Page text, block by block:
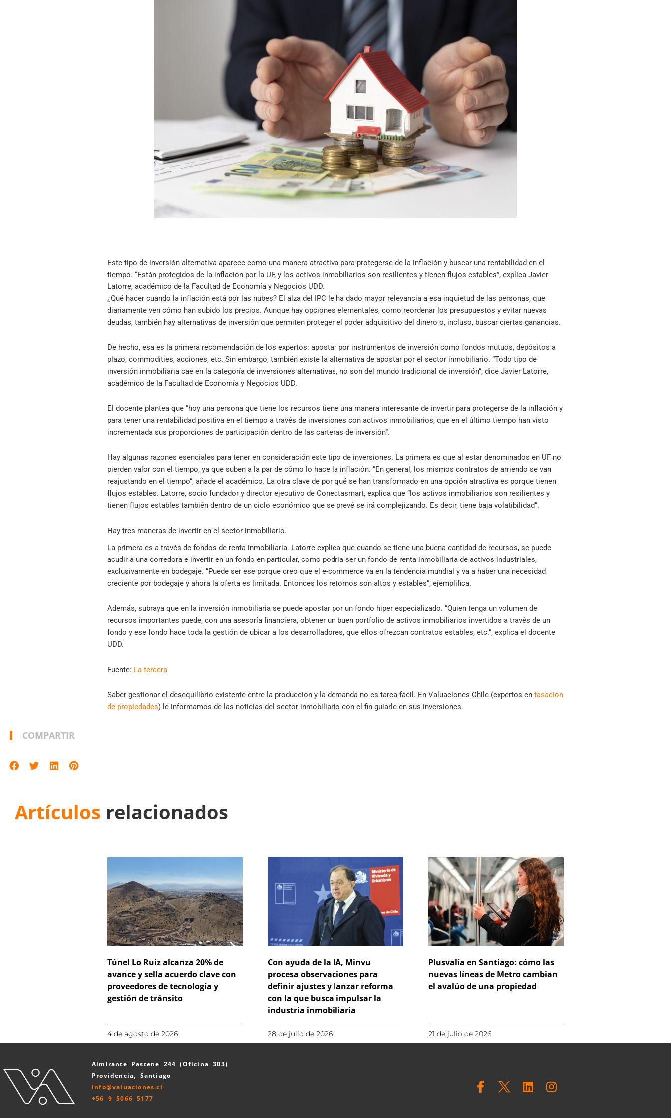
Este tipo de inversión alternativa aparece como una manera atractiva para protegerse de la inflación y buscar una rentabilidad en el
tiempo. “Están protegidos de la inflación por la UF, y los activos inmobiliarios son resilientes y tienen flujos estables”, explica Javier
Latorre, académico de la Facultad de Economía y Negocios UDD.
¿Qué hacer cuando la inflación está por las nubes? El alza del IPC le ha dado mayor relevancia a esa inquietud de las personas, que
diariamente ven cómo han subido los precios. Aunque hay opciones elementales, como reordenar los presupuestos y evitar nuevas
deudas, también hay alternativas de inversión que permiten proteger el poder adquisitivo del dinero o, incluso, buscar ciertas ganancias.
De hecho, esa es la primera recomendación de los expertos: apostar por instrumentos de inversión como fondos mutuos, depósitos a
plazo, commodities, acciones, etc. Sin embargo, también existe la alternativa de apostar por el sector inmobiliario. “Todo tipo de
inversión inmobiliaria cae en la categoría de inversiones alternativas, no son del mundo tradicional de inversión”, dice Javier Latorre,
académico de la Facultad de Economía y Negocios UDD.
El docente plantea que “hoy una persona que tiene los recursos tiene una manera interesante de invertir para protegerse de la inflación y
para tener una rentabilidad positiva en el tiempo a través de inversiones con activos inmobiliarios, que en el último tiempo han visto
incrementada sus proporciones de participación dentro de las carteras de inversión”.
Hay algunas razones esenciales para tener en consideración este tipo de inversiones. La primera es que al estar denominados en UF no
pierden valor con el tiempo, ya que suben a la par de cómo lo hace la inflación. “En general, los mismos contratos de arriendo se van
reajustando en el tiempo”, añade el académico. La otra clave de por qué se han transformado en una opción atractiva es porque tienen
flujos estables. Latorre, socio fundador y director ejecutivo de Conectasmart, explica que “los activos inmobiliarios son resilientes y
tienen flujos estables también dentro de un ciclo económico que se prevé se irá complejizando. Es decir, tiene baja volatibilidad”.
Hay tres maneras de invertir en el sector inmobiliario.
La primera es a través de fondos de renta inmobiliaria. Latorre explica que cuando se tiene una buena cantidad de recursos, se puede
acudir a una corredora e invertir en un fondo en particular, como podría ser un fondo de renta inmobiliaria de activos industriales,
exclusivamente en bodegaje. “Puede ser ese porque creo que el e-commerce va en la tendencia mundial y va a haber una necesidad
creciente por bodegaje y ahora la oferta es limitada. Entonces los retornos son altos y estables”, ejemplifica.
Además, subraya que en la inversión inmobiliaria se puede apostar por un fondo hiper especializado. “Quien tenga un volumen de
recursos importantes puede, con una asesoría financiera, obtener un buen portfolio de activos inmobiliarios invertidos a través de un
fondo y ese fondo hace toda la gestión de ubicar a los desarrolladores, que ellos ofrezcan contratos estables, etc.”, explica el docente
UDD.
Fuente: La tercera
Saber gestionar el desequilibrio existente entre la producción y la demanda no es tarea fácil. En Valuaciones Chile (expertos entasación
de propiedades) le informamos de las noticias del sector inmobiliario con el fin guiarle en sus inversiones.
COMPARTIR
Artículos relacionados
Túnel Lo Ruiz alcanza 20% de
avance y sella acuerdo clave con
proveedores de tecnología y
gestión de tránsito
4 de agosto de 2026
Con ayuda de la IA, Minvu
procesa observaciones para
definir ajustes y lanzar reforma
con la que busca impulsar la
industria inmobiliaria
28 de julio de 2026
Plusvalía en Santiago: cómo las
nuevas líneas de Metro cambian
el avalúo de una propiedad
21 de julio de 2026
Almirante Pastene 244 (Oficina 303)
Providencia, Santiago
info@valuaciones.cl
+56 9 5066 5177
F
a
L
i
I
n